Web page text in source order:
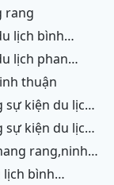
rang
thuận